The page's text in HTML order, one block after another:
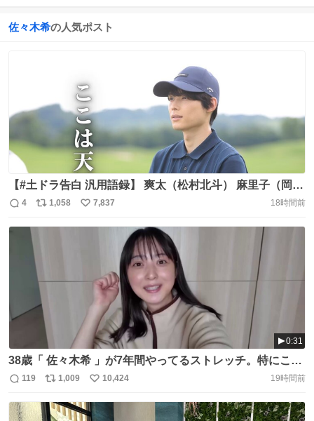
佐々木希の人気ポスト
【#土ドラ告白 汎用語録】 爽太（松村北斗） 麻里子（岡崎
紗絵） 友也（塩野瑛久） 泉（佐々木希）編 TVerで最新話
※8/8(土)20:59まで https://t.co/w8JHjv5uyO 次回【5話】𝟖
月𝟖日(土)よる𝟗時 https://t.co/ZjvfCqDsqz
返
信
4
リ
ポ
数
1,058
い
い
7,837 18時間前
0:31
38歳「 佐々木希 」が7年間やってるストレッチ。特にこの
2つ、猫背・巻き肩・肩こりに効きすぎて二の腕痩せなが
やってんのに、何もせんの大罪やで？
返
信
数
119
リ
ポ
ス
1,009
い
い
ね
10,424 19時間前